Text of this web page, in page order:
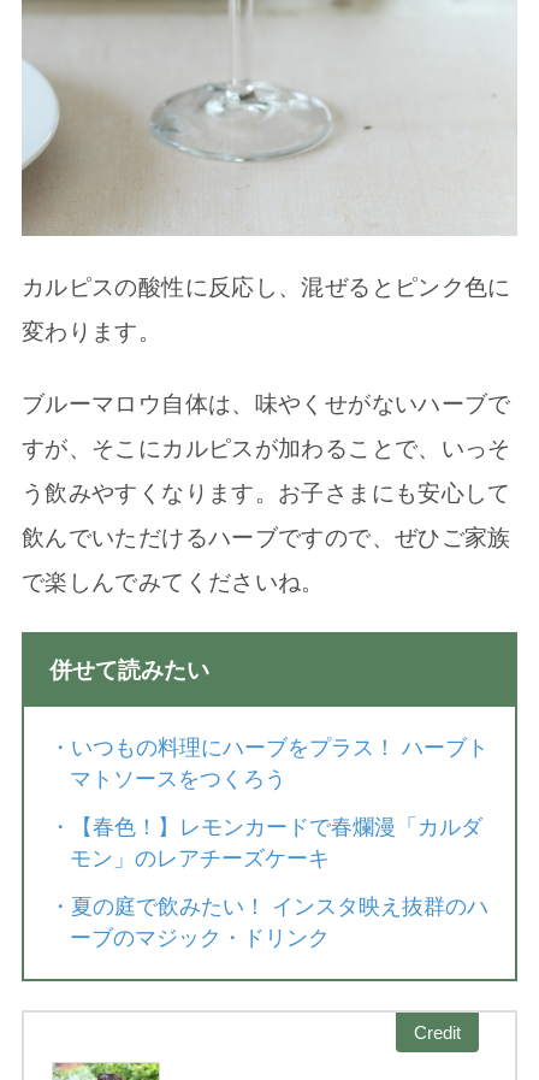
カルピスの酸性に反応し、混ぜるとピンク色に
変わります。
ブルーマロウ自体は、味やくせがないハーブで
すが、そこにカルピスが加わることで、いっそ
う飲みやすくなります。お子さまにも安心して
飲んでいただけるハーブですので、ぜひご家族
で楽しんでみてくださいね。
併せて読みたい
・ いつもの料理にハーブをプラス！ ハーブト
マトソースをつくろう
・
【春色！】レモンカードで春爛漫「カルダ
モン」のレアチーズケーキ
・ 夏の庭で飲みたい！ インスタ映え抜群のハ
ーブのマジック・ドリンク
Credit